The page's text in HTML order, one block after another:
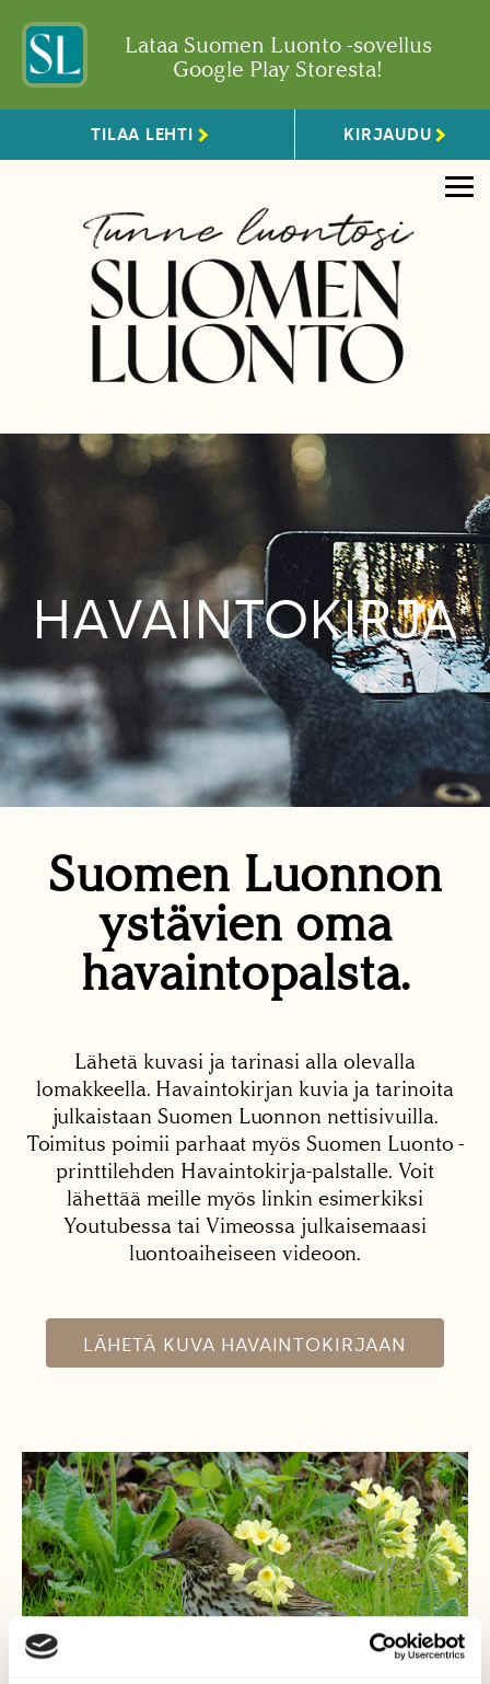
Lataa Suomen Luonto -sovellus
Google Play Storesta!
TILAA LEHTI KIRJAUDU
HAVAINTOKIRJA
Suomen Luonnon
ystävien oma
havaintopalsta.
Lähetä kuvasi ja tarinasi alla olevalla
lomakkeella. Havaintokirjan kuvia ja tarinoita
julkaistaan Suomen Luonnon nettisivuilla.
Toimitus poimii parhaat myös Suomen Luonto -
printtilehden Havaintokirja-palstalle. Voit
lähettää meille myös linkin esimerkiksi
Youtubessa tai Vimeossa julkaisemaasi
luontoaiheiseen videoon.
LÄHETÄ KUVA HAVAINTOKIRJAAN